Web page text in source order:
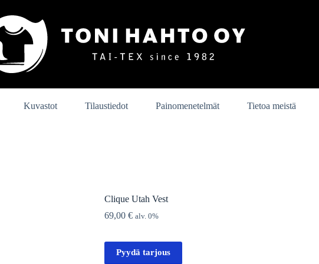
Kuvastot Tilaustiedot Painomenetelmät Tietoa meistä
Clique Utah Vest
69,00 € alv. 0%
Pyydä tarjous